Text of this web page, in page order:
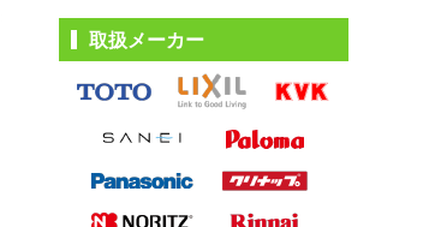
取扱メーカー